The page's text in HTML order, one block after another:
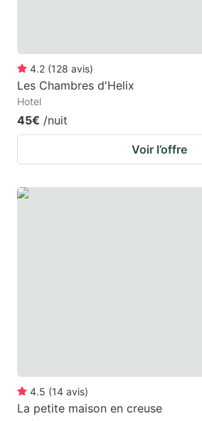
4.2 (128 avis)
Les Chambres d'Helix
Hotel
45€ /nuit
Voir l’offre
4.5 (14 avis)
La petite maison en creuse